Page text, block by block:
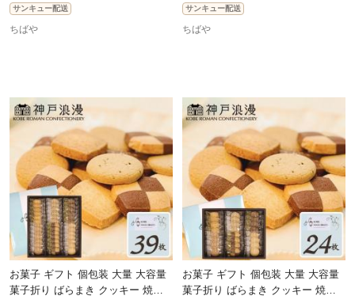
サンキュー配送
ちばや
サンキュー配送
ちばや
お菓子 ギフト 個包装 大量 大容量
菓子折り ばらまき クッキー 焼き
お菓子 ギフト 個包装 大量 大容量
菓子折り ばらまき クッキー 焼き